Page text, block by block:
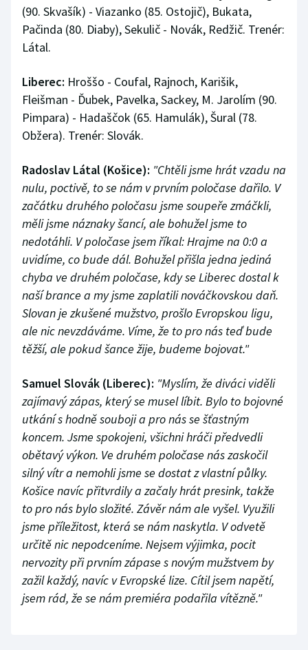
(90. Skvašík) - Viazanko (85. Ostojič), Bukata,
Pačinda (80. Diaby), Sekulič - Novák, Redžič. Trenér:
Látal.
Liberec: Hroššo - Coufal, Rajnoch, Karišik,
Fleišman - Ďubek, Pavelka, Sackey, M. Jarolím (90.
Pimpara) - Hadaščok (65. Hamulák), Šural (78.
Obžera). Trenér: Slovák.
Radoslav Látal (Košice): "Chtěli jsme hrát vzadu na
nulu, poctivě, to se nám v prvním poločase dařilo. V
začátku druhého poločasu jsme soupeře zmáčkli,
měli jsme náznaky šancí, ale bohužel jsme to
nedotáhli. V poločase jsem říkal: Hrajme na 0:0 a
uvidíme, co bude dál. Bohužel přišla jedna jediná
chyba ve druhém poločase, kdy se Liberec dostal k
naší brance a my jsme zaplatili nováčkovskou daň.
Slovan je zkušené mužstvo, prošlo Evropskou ligu,
ale nic nevzdáváme. Víme, že to pro nás teď bude
těžší, ale pokud šance žije, budeme bojovat."
Samuel Slovák (Liberec): "Myslím, že diváci viděli
zajímavý zápas, který se musel líbit. Bylo to bojovné
utkání s hodně souboji a pro nás se šťastným
koncem. Jsme spokojeni, všichni hráči předvedli
obětavý výkon. Ve druhém poločase nás zaskočil
silný vítr a nemohli jsme se dostat z vlastní půlky.
Košice navíc přitvrdily a začaly hrát presink, takže
to pro nás bylo složité. Závěr nám ale vyšel. Využili
jsme příležitost, která se nám naskytla. V odvetě
určitě nic nepodceníme. Nejsem výjimka, pocit
nervozity při prvním zápase s novým mužstvem by
zažil každý, navíc v Evropské lize. Cítil jsem napětí,
jsem rád, že se nám premiéra podařila vítězně."